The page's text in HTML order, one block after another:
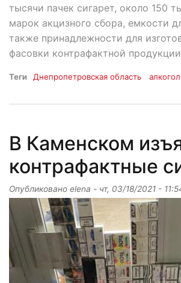
тысячи пачек сигарет, около 150
марок акцизного сбора, емкости
также принадлежности для
фасовки контрафактной
Теги Днепропетровская область
В Каменском
контрафактные
Опубликовано elena - чт, 03/18/2021 -